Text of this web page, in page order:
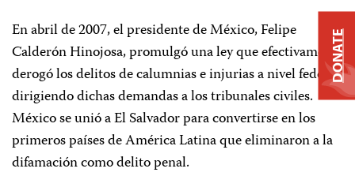
En abril de 2007, el presidente de México, Felipe
Calderón Hinojosa,promulgó una leyque efectivamente
derogó los delitos de calumnias e injurias a nivel federal,
dirigiendo dichas demandas a los tribunales civiles.
México se unió a El Salvador para convertirse en los
primeros países de América Latina que eliminaron a la
difamación como delito penal.
DONATE